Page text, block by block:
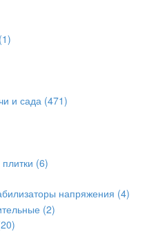
(1)
и сада (471)
(6)
напряжения (4)
(2)